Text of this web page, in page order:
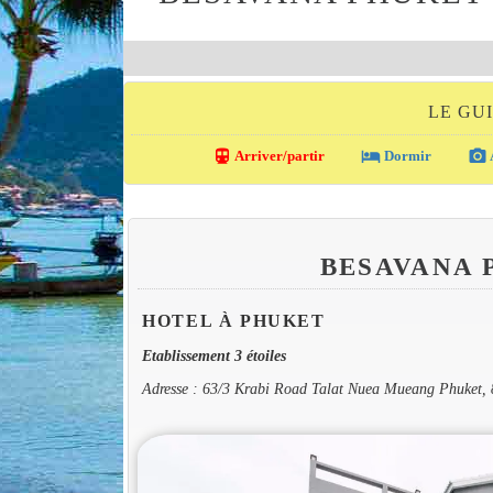
LE
directions_transit Arriver/partir local_hotel Dormir photo_camera
BESAVANA
HOTEL À PHUKET
Etablissement 3 étoiles
Adresse : 63/3 Krabi Road Talat Nuea Mueang Phuket,